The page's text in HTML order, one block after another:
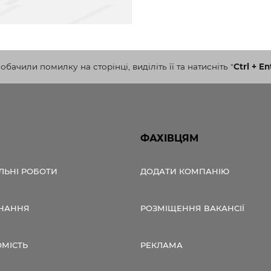
помилку на сторінці, виділіть її та натисніть "Ctrl +
РОБОТИ
ФАХІВЦЯМ
ДОДАТИ КОМПАНІЮ
РОЗМІЩЕННЯ ВАКАНСІЇ
РЕКЛАМА